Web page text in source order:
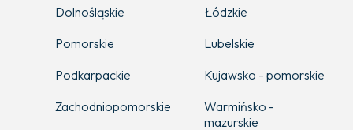
Dolnośląskie
Łódzkie
Pomorskie
Lubelskie
Podkarpackie
Kujawsko - pomorskie
Zachodniopomorskie
Warmińsko -
mazurskie